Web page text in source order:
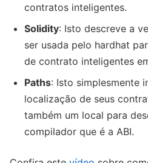
contratos inteligentes.
Solidity: Isto descreve a
ser usada pelo hardhat
de contrato inteligentes
Paths: Isto simplesmente
localização de seus
também um local para
compilador que é a ABI.